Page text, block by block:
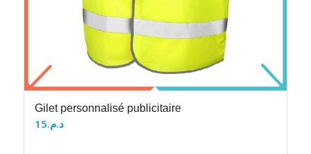
Gilet personnalisé publicitaire
د.م.15